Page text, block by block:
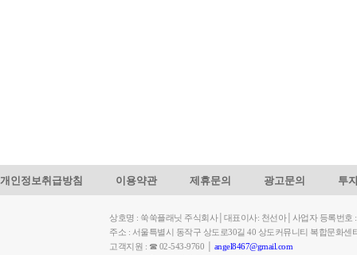
개인정보취급방침 이용약관 제휴문의 광고문의 투
상호명 : 쑥쑥플래닛 주식회사│대표이사: 천선아│사업자 등록번호
주소 : 서울특별시 동작구 상도로30길 40 상도커뮤니티 복합문화
고객지원 : ☎ 02-543-9760 │ angel8467@gmail.com